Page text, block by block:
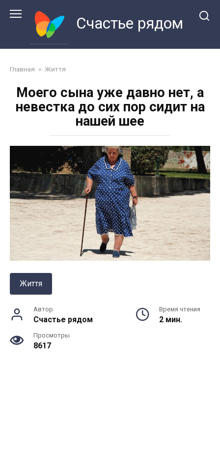
Счастье рядом
Главная » Життя
Моего сына уже давно нет, а
невестка до сих пор сидит на
нашей шее
Життя
Автор
Счастье рядом
Время чтения
2 мин.
Просмотры
8617